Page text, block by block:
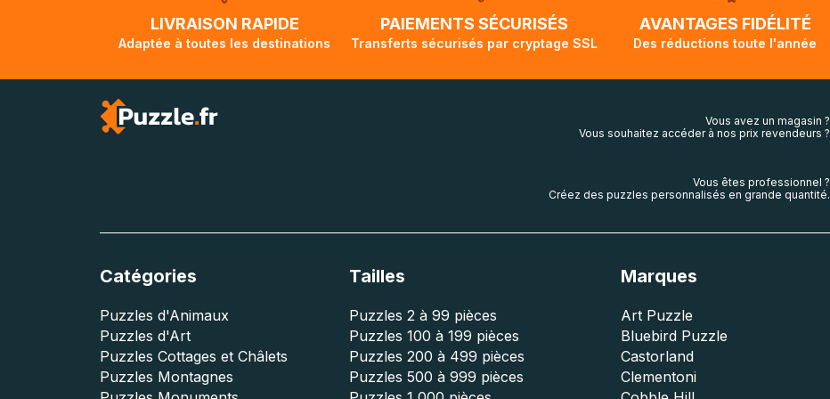
lorsque votre colis aura touché terre.
LIVRAISON RAPIDE
Adaptée à toutes les destinations
PAIEMENTS SÉCURISÉS
Transferts sécurisés par cryptage SSL
AVANTAGES FIDÉLITÉ
Des réductions toute l'année
Vous avez un magasin ?
Vous souhaitez accéder à nos prix revendeurs ?
Vous êtes professionnel ?
Créez des puzzles personnalisés en grande quantité.
Catégories
Puzzles d'Animaux
Puzzles d'Art
Puzzles Cottages et Châlets
Puzzles Montagnes
Tailles
Puzzles 2 à 99 pièces
Puzzles 100 à 199 pièces
Puzzles 200 à 499 pièces
Puzzles 500 à 999 pièces
Marques
Art Puzzle
Bluebird Puzzle
Castorland
Clementoni